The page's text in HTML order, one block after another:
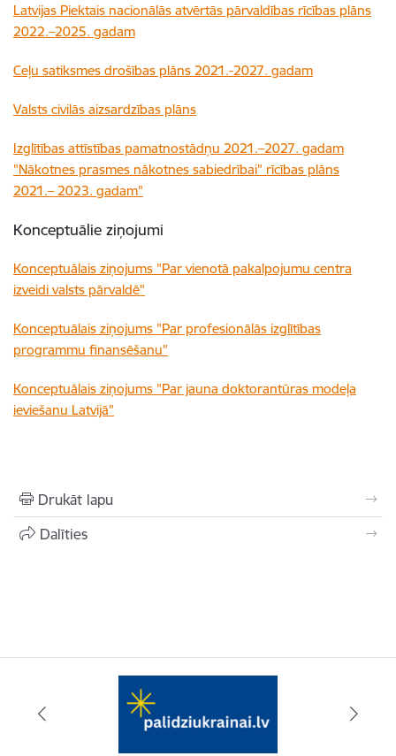
Latvijas Piektais nacionālās atvērtās pārvaldības rīcības plāns
2022.–2025. gadam
Ceļu satiksmes drošības plāns 2021.-2027. gadam
Valsts civilās aizsardzības plāns
Izglītības attīstības pamatnostādņu 2021.–2027. gadam
"Nākotnes prasmes nākotnes sabiedrībai" rīcības plāns
2021.– 2023. gadam"
Konceptuālie ziņojumi
Konceptuālais ziņojums "Par vienotā pakalpojumu centra
izveidi valsts pārvaldē"
Konceptuālais ziņojums "Par profesionālās izglītības
programmu finansēšanu"
Konceptuālais ziņojums "Par jauna doktorantūras modeļa
ieviešanu Latvijā"
Drukāt lapu
Dalīties